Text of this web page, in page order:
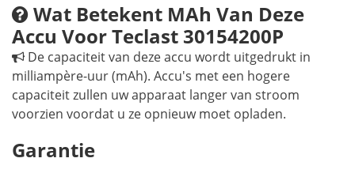
Wat Betekent MAh Van Deze
Accu Voor Teclast 30154200P
De capaciteit van deze accu wordt uitgedrukt in
milliampère-uur (mAh). Accu's met een hogere
capaciteit zullen uw apparaat langer van stroom
voorzien voordat u ze opnieuw moet opladen.
Garantie